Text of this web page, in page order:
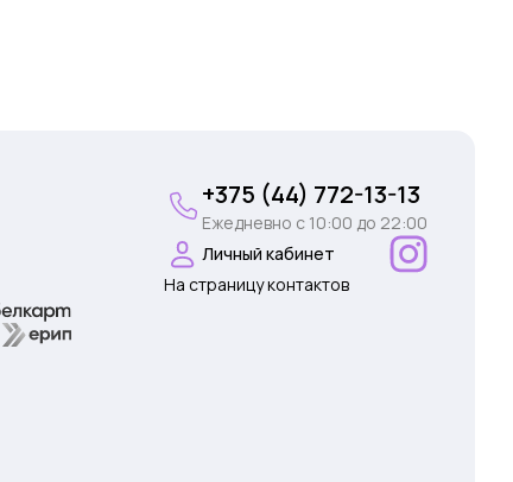
+375 (44) 772-13-13
Ежедневно c 10:00 до 22:00
Личный кабинет
На страницу контактов